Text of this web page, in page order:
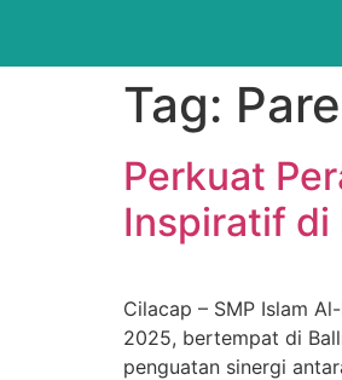
Tag:
Perkuat
Inspiratif di
Cilacap – SMP Islam
2025, bertempat di
penguatan sinergi